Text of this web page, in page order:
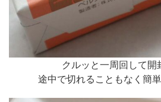
クルッと一周回して開
途中で切れることもなく簡